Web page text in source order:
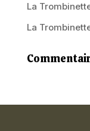
La
La